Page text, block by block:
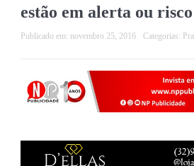
estão em alerta ou
Publicado em: novembro 25, 2016 Categorias: